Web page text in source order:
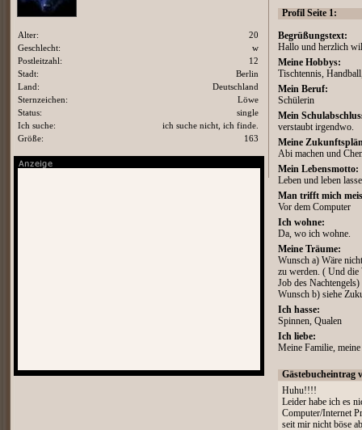
Profil Seite 1:
Begrüßungstext:
Hallo und herzlich
Meine Hobbys:
Tischtennis,
Mein Beruf:
Schülerin
Mein
verstaubt irgendwo.
Meine
Abi machen und
Mein Lebensmotto:
Leben und leben
Man trifft mich
Vor dem Computer
Ich wohne:
Da, wo ich wohne.
Meine Träume:
Wunsch a) Wäre
zu werden. ( Und die
Job des Nachtengels)
Wunsch b) siehe
Ich hasse:
Spinnen, Qualen
Ich liebe:
Meine Familie,
Gästebucheintrag
Huhu!!!!
Leider habe ich es
Computer/Internet
seit mir nicht böse
Alter:
20
Geschlecht:
w
Postleitzahl:
12
Stadt:
Berlin
Land:
Deutschland
Sternzeichen:
Löwe
Status:
single
Ich suche:
ich suche nicht, ich finde.
Größe:
163